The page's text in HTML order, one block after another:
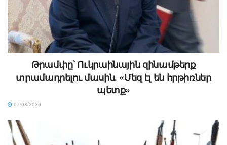
Թրամփը՝ Ուկրաինային զինամթերք
տրամադրելու մասին․ «Մեզ էլ են հրթիռներ
պետք»
07/08/2026